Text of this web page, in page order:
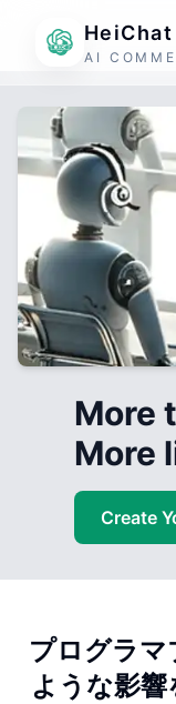
HeiChat
AI
More
More
Create
プログラ
ような影